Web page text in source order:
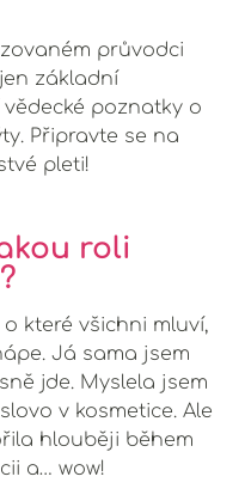
průvodci
základní
poznatky o
Připravte se na
pleti!
roli
které všichni mluví,
Já sama jsem
jde. Myslela jsem
v kosmetice. Ale
hlouběji během
a… wow!